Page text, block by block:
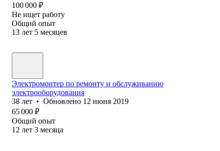
100 000 ₽
Не ищет работу
Общий опыт
13 лет 5 месяцев
Электромонтер по ремонту и обслуживанию
электрооборудования
38 лет • Обновлено 12 июня 2019
65 000 ₽
Общий опыт
12 лет 3 месяца